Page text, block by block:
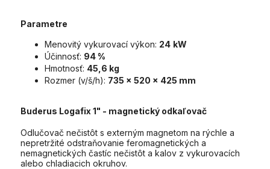
Parametre
Menovitý vykurovací výkon: 24 kW
Účinnosť: 94 %
Hmotnosť: 45,6 kg
Rozmer (v/š/h): 735 x 520 x 425 mm
Buderus Logafix 1" - magnetický odkaľovač
Odlučovač nečistôt s externým magnetom na rýchle a
nepretržité odstraňovanie feromagnetických a
nemagnetických častíc nečistôt a kalov z vykurovacích
alebo chladiacich okruhov.